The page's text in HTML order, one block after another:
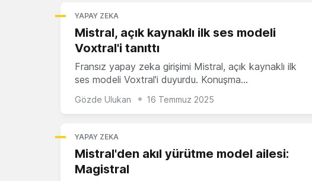
YAPAY ZEKA
Mistral, açık kaynaklı ilk ses modeli
Voxtral'i tanıttı
Fransız yapay zeka girişimi Mistral, açık kaynaklı ilk
ses modeli Voxtral'i duyurdu. Konuşma…
Gözde Ulukan 16 Temmuz 2025
YAPAY ZEKA
Mistral'den akıl yürütme model ailesi:
Magistral